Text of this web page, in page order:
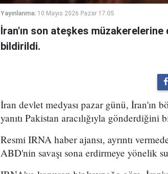
Yayınlanma: 10 Mayıs 2026 Pazar 17:05
İran'ın son ateşkes müzakerelerine
bildirildi.
İran devlet medyası pazar günü, İran'ın
yanıtı Pakistan aracılığıyla gönderdiğini
Resmi IRNA haber ajansı, ayrıntı
ABD'nin savaşı sona erdirmeye yönelik